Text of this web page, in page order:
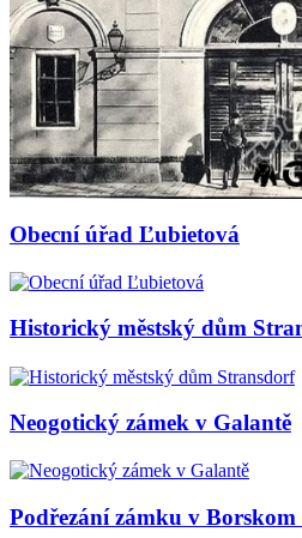
Obecní úřad Ľubietová
Historický městský dům
Neogotický zámek v Galantě
Podřezání zámku v Borskom